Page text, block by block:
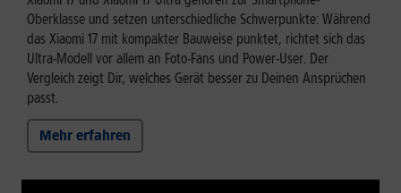
Oberklasse und setzen unterschiedliche Schwerpunkte: Während
das Xiaomi 17 mit kompakter Bauweise punktet, richtet sich das
Ultra-Modell vor allem an Foto-Fans und Power-User. Der
Vergleich zeigt Dir, welches Gerät besser zu Deinen Ansprüchen
passt.
Mehr erfahren